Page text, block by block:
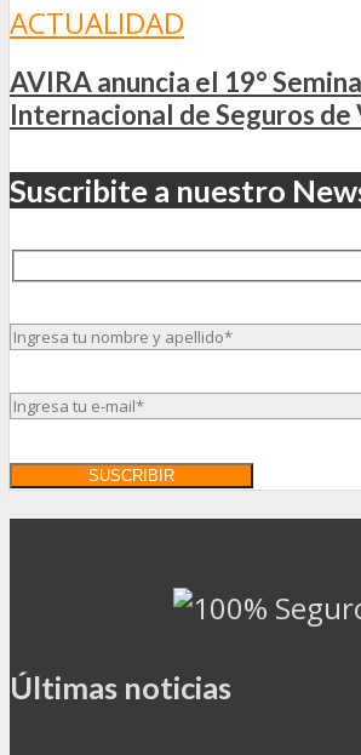
ACTUALIDAD
AVIRA anuncia el 19°
Internacional de Seguros
Suscribite a nuestro
Últimas noticias